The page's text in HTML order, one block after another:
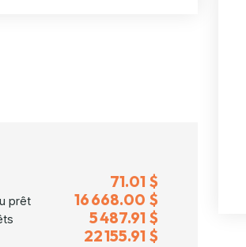
71.01 $
prêt 16 668.00 $
5 487.91 $
22 155.91 $